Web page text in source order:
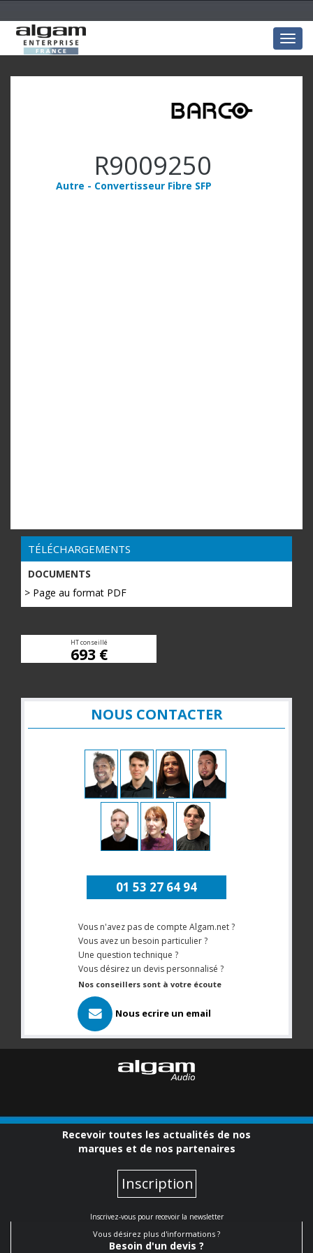
R9009250
Autre - Convertisseur Fibre SFP
TÉLÉCHARGEMENTS
DOCUMENTS
> Page au format PDF
HT conseillé
693 €
NOUS CONTACTER
01 53 27 64 94
Vous n'avez pas de compte Algam.net ?
Vous avez un besoin particulier ?
Une question technique ?
Vous désirez un devis personnalisé ?
Nos conseillers sont à votre écoute
Nous ecrire un email
Recevoir toutes les actualités de nos
marques et de nos partenaires
Inscription
Inscrivez-vous pour recevoir la newsletter
Vous désirez plus d'informations ?
Besoin d'un devis ?